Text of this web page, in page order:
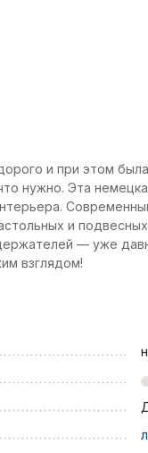
и при этом была
нужно. Эта
и
— уже
взглядом!